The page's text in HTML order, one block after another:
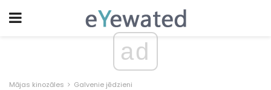
ad
Mājas kinozāles Galvenie jēdzieni